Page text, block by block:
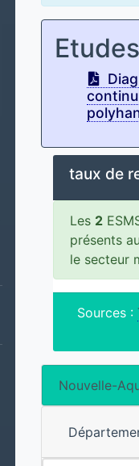
Etudes
taux de
Les 2
présents
le secteur
Sources :
Nouvelle-